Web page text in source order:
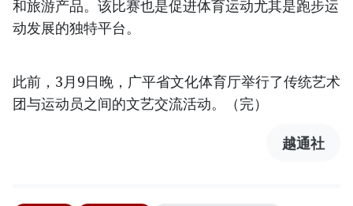
和旅游产品。该比赛也是促进体育运动尤其是跑步运
动发展的独特平台。
此前，3月9日晚，广平省文化体育厅举行了传统艺术
团与运动员之间的文艺交流活动。（完）
越通社